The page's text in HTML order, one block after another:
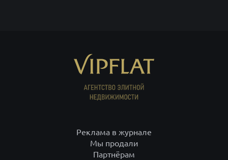
Реклама в журнале
Мы продали
Партнёрам